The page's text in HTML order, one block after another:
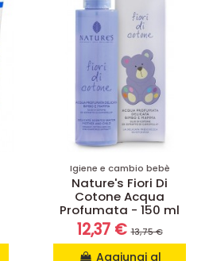
Igiene e cambio bebè
Nature's Fiori Di
Cotone Acqua
Profumata - 150 ml
12,37 €13,75 €
Aggiungi al